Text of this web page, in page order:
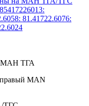
МАН ТГА
MAN